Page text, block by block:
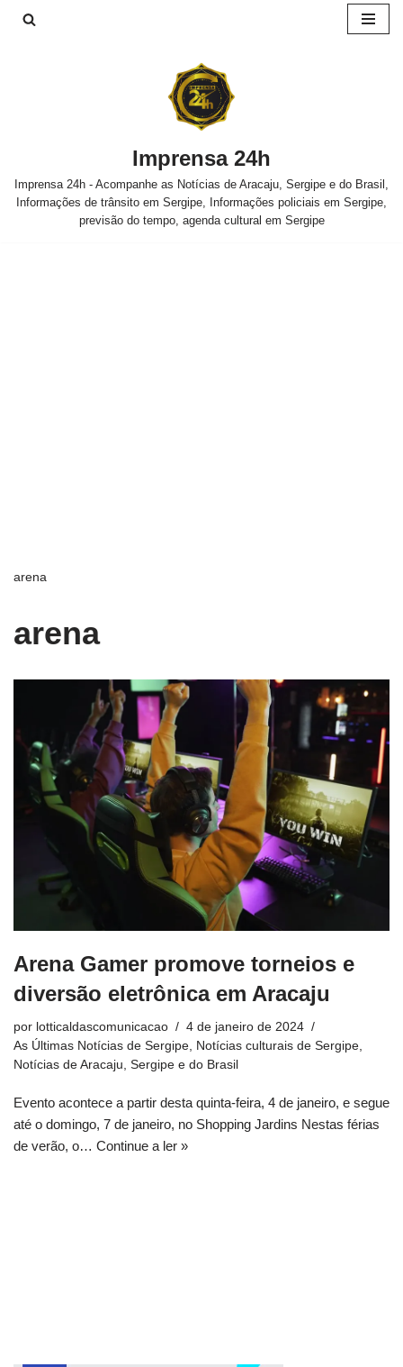
Imprensa 24h
Imprensa 24h - Acompanhe as Notícias de Aracaju, Sergipe e do Brasil,
Informações de trânsito em Sergipe, Informações policiais em Sergipe,
previsão do tempo, agenda cultural em Sergipe
arena
arena
Arena Gamer promove torneios e
diversão eletrônica em Aracaju
por lotticaldascomunicacao
4 de janeiro de 2024
As Últimas Notícias de Sergipe
Notícias culturais de Sergipe
Notícias de Aracaju, Sergipe e do Brasil
Evento acontece a partir desta quinta-feira, 4 de janeiro, e segue
até o domingo, 7 de janeiro, no Shopping Jardins Nestas férias
de verão, o… Continue a ler »